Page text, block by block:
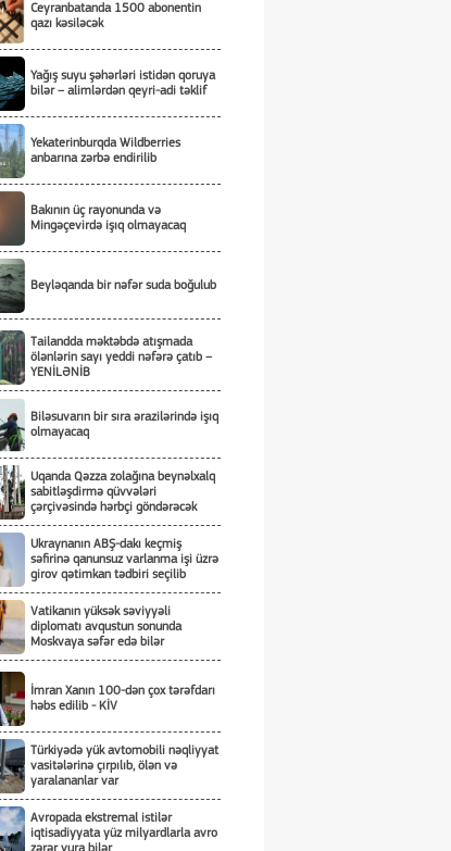
Ceyranbatanda 1500 abonentin
qazı kəsiləcək
Yağış suyu şəhərləri istidən qoruya
bilər – alimlərdən qeyri-adi təklif
Yekaterinburqda Wildberries
anbarına zərbə endirilib
Bakının üç rayonunda və
Mingəçevirdə işıq olmayacaq
Beyləqanda bir nəfər suda boğulub
Tailandda məktəbdə atışmada
ölənlərin sayı yeddi nəfərə çatıb –
YENİLƏNİB
Biləsuvarın bir sıra ərazilərində işıq
olmayacaq
Uqanda Qəzza zolağına beynəlxalq
sabitləşdirmə qüvvələri
çərçivəsində hərbçi göndərəcək
Ukraynanın ABŞ-dakı keçmiş
səfirinə qanunsuz varlanma işi üzrə
girov qətimkan tədbiri seçilib
Vatikanın yüksək səviyyəli
diplomatı avqustun sonunda
Moskvaya səfər edə bilər
İmran Xanın 100-dən çox tərəfdarı
həbs edilib - KİV
Türkiyədə yük avtomobili nəqliyyat
vasitələrinə çırpılıb, ölən və
yaralananlar var
Avropada ekstremal istilər
iqtisadiyyata yüz milyardlarla avro